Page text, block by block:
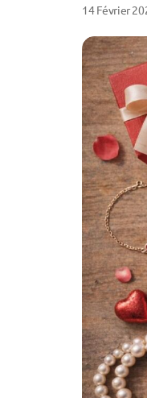
14 Février